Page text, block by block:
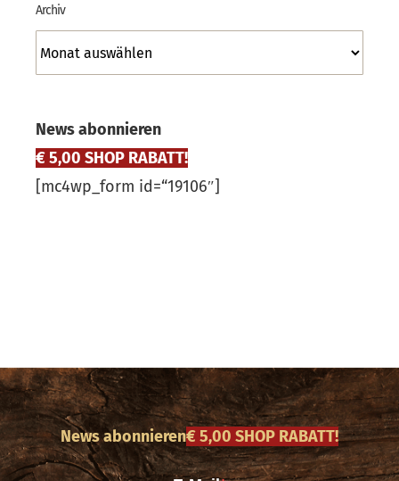
Archiv
Archiv
News abonnieren
€ 5,00 SHOP RABATT!
[mc4wp_form id=“19106″]
News abonnieren€ 5,00 SHOP RABATT!